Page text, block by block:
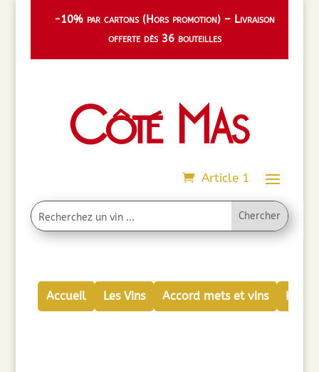
-10% par cartons (Hors promotion) – Livraison
offerte dès 36 bouteilles
Article 1
Accueil Les Vins Accord mets et vins